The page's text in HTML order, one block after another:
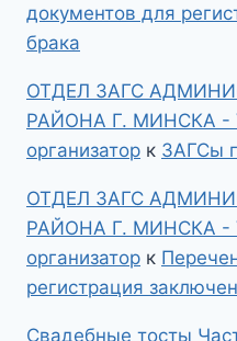
документов для
брака
ОТДЕЛ ЗАГС
РАЙОНА Г. МИНСКА -
организатор к ЗАГСы
ОТДЕЛ ЗАГС
РАЙОНА Г. МИНСКА -
организатор к
регистрация
Свадебные тосты